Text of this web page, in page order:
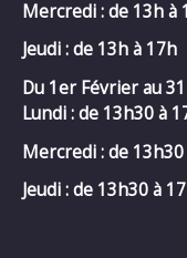
Mercredi :de 13h à
Jeudi : de 13h à 17h
Du 1er Février au
Lundi : de 13h30 à
Mercredi :de
Jeudi : de 13h30 à